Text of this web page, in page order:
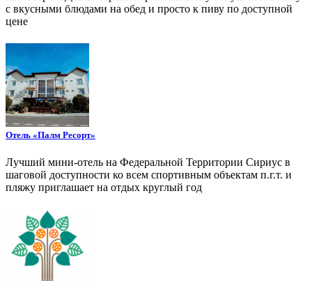
с вкусными блюдами на обед и просто к пиву по доступной
цене
Отель «Палм Ресорт»
Лучший мини-отель на Федеральной Территории Сириус в
шаговой доступности ко всем спортивным объектам п.г.т. и
пляжу приглашает на отдых круглый год